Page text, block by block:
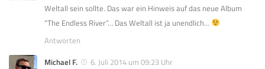
Weltall sein sollte. Das war ein Hinweis auf das neue Album
“The Endless River”… Das Weltall ist ja unendlich…
Antworten
Michael F.
6. Juli 2014 um 09:23 Uhr